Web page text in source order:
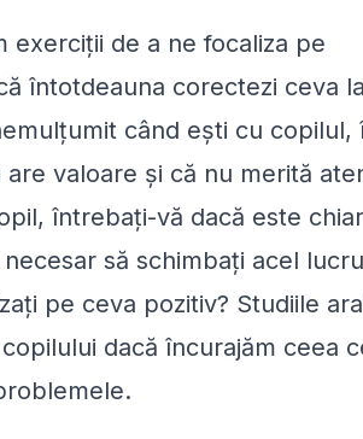
exerciţii de a ne focaliza pe
întotdeauna corectezi ceva la
când eşti cu copilul,
valoare şi că nu merită
întrebaţi-vă dacă este chiar
să schimbaţi acel lucru
pe ceva pozitiv? Studiile
dacă încurajăm ceea